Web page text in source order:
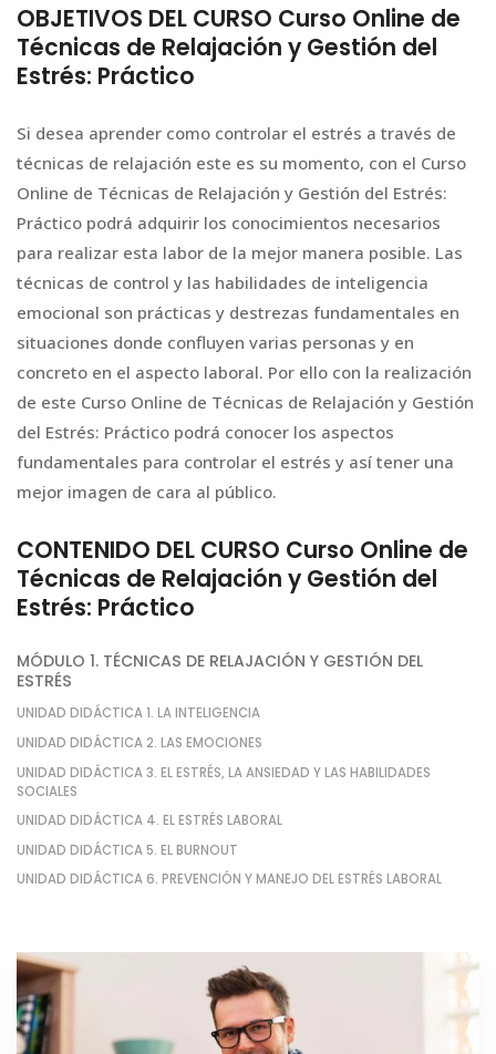
OBJETIVOS DEL CURSO Curso Online de
Técnicas de Relajación y Gestión del
Estrés: Práctico
Si desea aprender como controlar el estrés a través de
técnicas de relajación este es su momento, con el Curso
Online de Técnicas de Relajación y Gestión del Estrés:
Práctico podrá adquirir los conocimientos necesarios
para realizar esta labor de la mejor manera posible. Las
técnicas de control y las habilidades de inteligencia
emocional son prácticas y destrezas fundamentales en
situaciones donde confluyen varias personas y en
concreto en el aspecto laboral. Por ello con la realización
de este Curso Online de Técnicas de Relajación y Gestión
del Estrés: Práctico podrá conocer los aspectos
fundamentales para controlar el estrés y así tener una
mejor imagen de cara al público.
CONTENIDO DEL CURSO Curso Online de
Técnicas de Relajación y Gestión del
Estrés: Práctico
MÓDULO 1. TÉCNICAS DE RELAJACIÓN Y GESTIÓN DEL
ESTRÉS
UNIDAD DIDÁCTICA 1. LA INTELIGENCIA
UNIDAD DIDÁCTICA 2. LAS EMOCIONES
UNIDAD DIDÁCTICA 3. EL ESTRÉS, LA ANSIEDAD Y LAS HABILIDADES
SOCIALES
UNIDAD DIDÁCTICA 4. EL ESTRÉS LABORAL
UNIDAD DIDÁCTICA 5. EL BURNOUT
UNIDAD DIDÁCTICA 6. PREVENCIÓN Y MANEJO DEL ESTRÉS LABORAL